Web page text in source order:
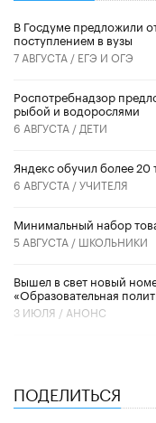
В Госдуме предложили
поступлением в вузы
7 АВГУСТА / ЕГЭ И ОГЭ
Роспотребнадзор
рыбой и водорослями
6 АВГУСТА / ДЕТИ
​Яндекс обучил более 20
6 АВГУСТА /УЧИТЕЛЯ
Минимальный набор
5 АВГУСТА / ШКОЛЬНИКИ
Вышел в свет новый
«Образовательная
3 ИЮЛЯ / АНОНС
ПОДЕЛИТЬСЯ